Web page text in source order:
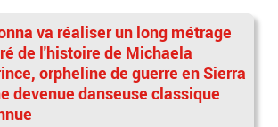
va réaliser un long métrage
de l'histoire de Michaela
orpheline de guerre en Sierra
devenue danseuse classique